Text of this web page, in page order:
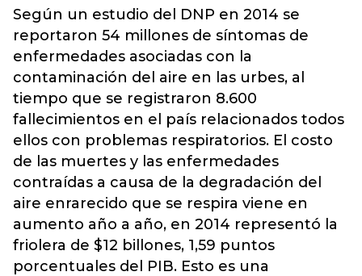
Según un estudio del DNP en 2014 se
reportaron 54 millones de síntomas de
enfermedades asociadas con la
contaminación del aire en las urbes, al
tiempo que se registraron 8.600
fallecimientos en el país relacionados todos
ellos con problemas respiratorios. El costo
de las muertes y las enfermedades
contraídas a causa de la degradación del
aire enrarecido que se respira viene en
aumento año a año, en 2014 representó la
friolera de $12 billones, 1,59 puntos
porcentuales del PIB. Esto es una